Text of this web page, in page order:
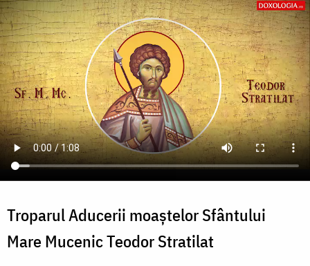
Troparul Aducerii moaștelor Sfântului
Mare Mucenic Teodor Stratilat